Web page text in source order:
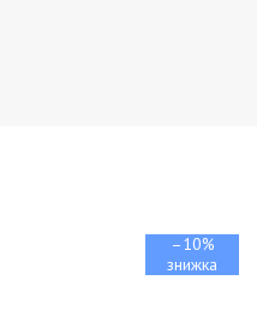
–10%